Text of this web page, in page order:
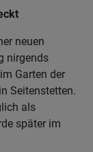
neuen
nirgends
Garten der
Seitenstetten.
als
später im